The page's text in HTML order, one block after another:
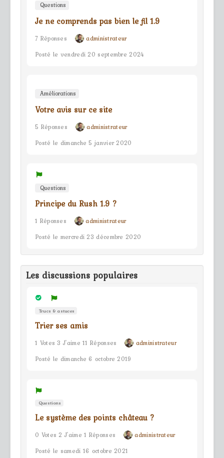
Questions
Je ne comprends pas bien le fil 1.9
7 Réponses
administrateur
Posté le vendredi 20 septembre 2024
Améliorations
Votre avis sur ce site
5 Réponses
administrateur
Posté le dimanche 5 janvier 2020
Questions
Principe du Rush 1.9 ?
1 Réponses
administrateur
Posté le mercredi 23 décembre 2020
Les discussions populaires
Trucs & astuces
Trier ses amis
1 Votes 3 J'aime 11 Réponses
administrateur
Posté le dimanche 6 octobre 2019
Questions
Le système des points château ?
0 Votes 2 J'aime 1 Réponses
administrateur
Posté le samedi 16 octobre 2021